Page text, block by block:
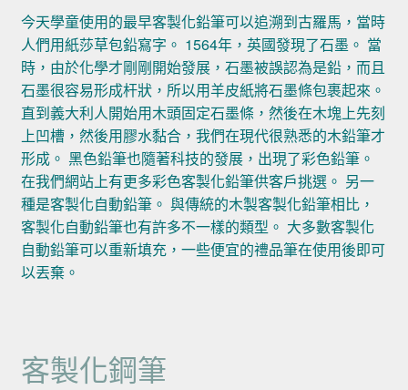
今天學童使用的最早客製化鉛筆可以追溯到古羅馬，當時
人們用紙莎草包鉛寫字。 1564年，英國發現了石墨。 當
時，由於化學才剛剛開始發展，石墨被誤認為是鉛，而且
石墨很容易形成杆狀，所以用羊皮紙將石墨條包裹起來。
直到義大利人開始用木頭固定石墨條，然後在木塊上先刻
上凹槽，然後用膠水黏合，我們在現代很熟悉的木鉛筆才
形成。 黑色鉛筆也隨著科技的發展，出現了彩色鉛筆。
在我們網站上有更多彩色客製化鉛筆供客戶挑選。 另一
種是客製化自動鉛筆。 與傳統的木製客製化鉛筆相比，
客製化自動鉛筆也有許多不一樣的類型。 大多數客製化
自動鉛筆可以重新填充，一些便宜的禮品筆在使用後即可
以丟棄。
客製化鋼筆